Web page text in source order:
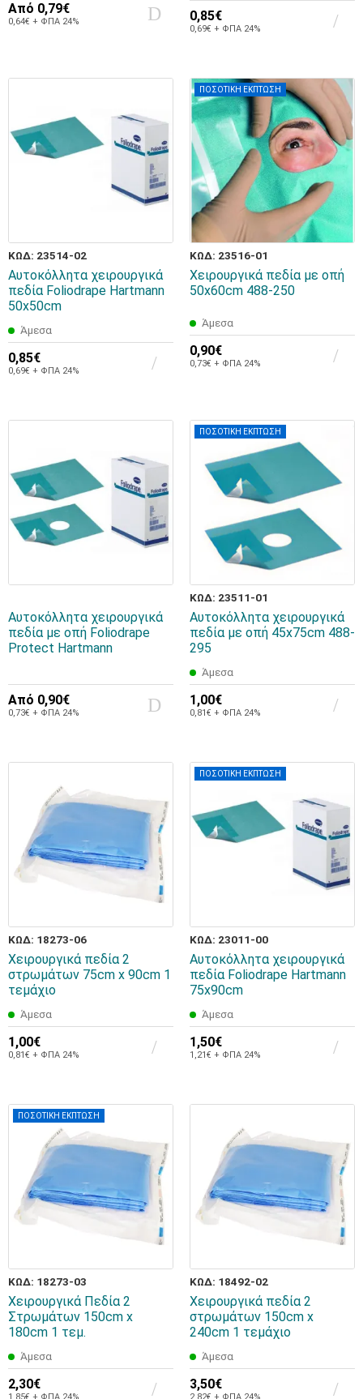
Από 0,79€
0,64€ + ΦΠΑ 24% 0,85€
0,69€ + ΦΠΑ 24%
ΚΩΔ: 23514-02
Αυτοκόλλητα χειρουργικά
πεδία Foliodrape Hartmann
50x50cm
Άμεσα
0,85€
0,69€ + ΦΠΑ 24%
ΠΟΣΟΤΙΚΗ ΕΚΠΤΩΣΗ
ΚΩΔ: 23516-01
Χειρουργικά πεδία με οπή
50x60cm 488-250
Άμεσα
0,90€
0,73€ + ΦΠΑ 24%
Αυτοκόλλητα χειρουργικά
πεδία με οπή Foliodrape
Protect Hartmann
Από 0,90€
0,73€ + ΦΠΑ 24%
ΠΟΣΟΤΙΚΗ ΕΚΠΤΩΣΗ
ΚΩΔ: 23511-01
Αυτοκόλλητα χειρουργικά
πεδία με οπή 45x75cm 488-
295
Άμεσα
1,00€
0,81€ + ΦΠΑ 24%
ΚΩΔ: 18273-06
Χειρουργικά πεδία 2
στρωμάτων 75cm x 90cm 1
τεμάχιο
Άμεσα
1,00€
0,81€ + ΦΠΑ 24%
ΠΟΣΟΤΙΚΗ ΕΚΠΤΩΣΗ
ΚΩΔ: 23011-00
Αυτοκόλλητα χειρουργικά
πεδία Foliodrape Hartmann
75x90cm
Άμεσα
1,50€
1,21€ + ΦΠΑ 24%
ΠΟΣΟΤΙΚΗ ΕΚΠΤΩΣΗ
ΚΩΔ: 18273-03
Χειρουργικά Πεδία 2
Στρωμάτων 150cm x
180cm 1 τεμ.
Άμεσα
2,30€
ΚΩΔ: 18492-02
Χειρουργικά πεδία 2
στρωμάτων 150cm x
240cm 1 τεμάχιο
Άμεσα
3,50€